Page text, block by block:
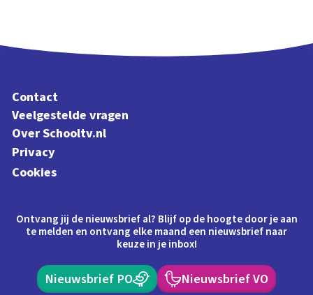
Contact
Veelgestelde vragen
Over Schooltv.nl
Privacy
Cookies
Ontvang jij de nieuwsbrief al? Blijf op de hoogte door je aan
te melden en ontvang elke maand een nieuwsbrief naar
keuze in je inbox!
Nieuwsbrief PO Nieuwsbrief VO